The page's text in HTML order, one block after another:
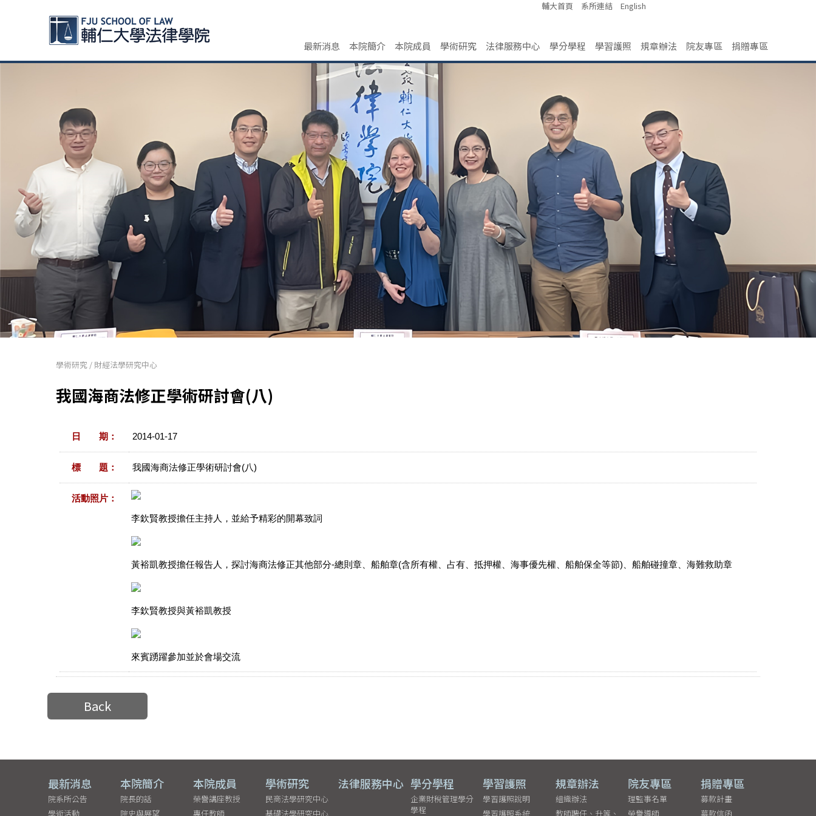
最新消息 本院簡介 本院成員 學術研究 法律服務中心 學分學程 學習護照 規章辦法 院友專區 捐贈專區
輔大首頁 系所連結 English
學術研究 / 財經法學研究中心
我國海商法修正學術研討會(八)
日 期： 2014-01-17
標 題： 我國海商法修正學術研討會(八)
活動照片：
李欽賢教授擔任主持人，並給予精彩的開幕致詞
黃裕凱教授擔任報告人，探討海商法修正其他部分-總則章、船舶章(含所有權、占有、抵押權、海事優先權、船舶保全等節)、船舶碰撞章、海難救助章
李欽賢教授與黃裕凱教授
來賓踴躍參加並於會場交流
Back
最新消息
院系所公告
學術活動
本院簡介
院長的話
院史與展望
本院成員
榮譽講座教授
專任教師
學術研究
民商法學研究中心
基礎法學研究中心
法律服務中心 學分學程
企業財稅管理學分
學程
學習護照
學習護照說明
學習護照系統
規章辦法
組織辦法
教師聘任、升等、
院友專區
理監事名單
榮譽導師
捐贈專區
募款計畫
募款信函